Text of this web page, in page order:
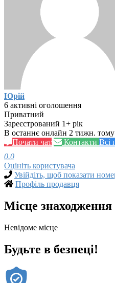
Юрій
6 активні оголошення
Приватний
Зареєстрований 1+ рік
В останнє онлайн 2 тижн. тому
Почати чат
Контакти Всі
0.0
Оцініть користувача
Увійдіть, щоб показати
Профіль продавця
Місце знаходження
Невідоме місце
Будьте в безпеці!